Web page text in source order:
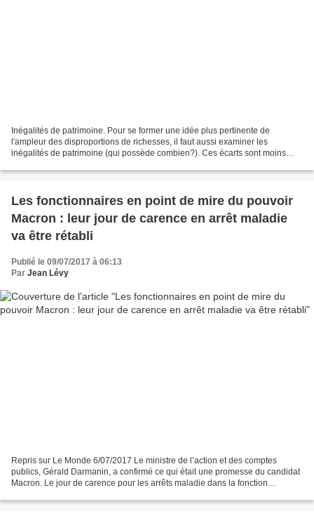
Inégalités de patrimoine. Pour se former une idée plus pertinente de
l'ampleur des disproportions de richesses, il faut aussi examiner les
inégalités de patrimoine (qui possède combien?). Ces écarts sont moins
Les fonctionnaires en point de mire du pouvoir
Macron : leur jour de carence en arrêt maladie
va être rétabli
Publié le 09/07/2017 à 06:13
Par Jean Lévy
Repris sur Le Monde 6/07/2017 Le ministre de l’action et des comptes
publics, Gérald Darmanin, a confirmé ce qui était une promesse du candidat
Macron. Le jour de carence pour les arrêts maladie dans la fonction